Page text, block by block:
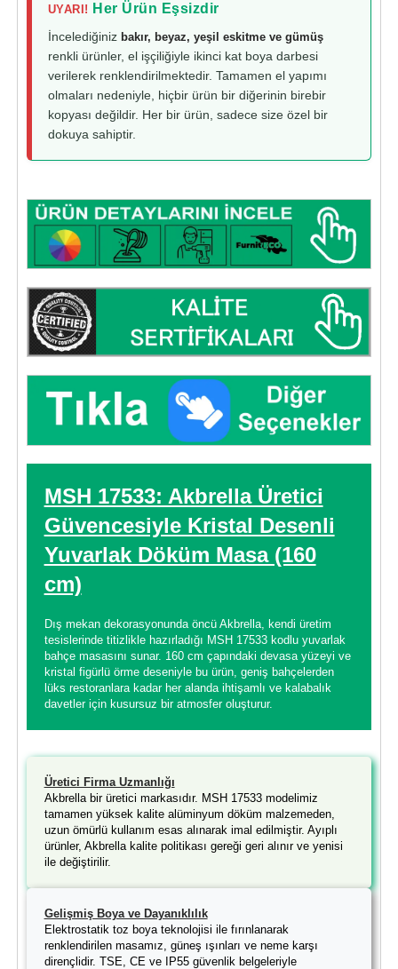
UYARI! Her Ürün Eşsizdir
İncelediğiniz bakır, beyaz, yeşil eskitme ve gümüş
renkli ürünler, el işçiliğiyle ikinci kat boya darbesi
verilerek renklendirilmektedir. Tamamen el yapımı
olmaları nedeniyle, hiçbir ürün bir diğerinin birebir
kopyası değildir. Her bir ürün, sadece size özel bir
dokuya sahiptir.
MSH 17533: Akbrella Üretici
Güvencesiyle Kristal Desenli
Yuvarlak Döküm Masa (160
cm)
Dış mekan dekorasyonunda öncü Akbrella, kendi üretim
tesislerinde titizlikle hazırladığı MSH 17533 kodlu yuvarlak
bahçe masasını sunar. 160 cm çapındaki devasa yüzeyi ve
kristal figürlü örme deseniyle bu ürün, geniş bahçelerden
lüks restoranlara kadar her alanda ihtişamlı ve kalabalık
davetler için kusursuz bir atmosfer oluşturur.
Üretici Firma Uzmanlığı
Akbrella bir üretici markasıdır. MSH 17533 modelimiz
tamamen yüksek kalite alüminyum döküm malzemeden,
uzun ömürlü kullanım esas alınarak imal edilmiştir. Ayıplı
ürünler, Akbrella kalite politikası gereği geri alınır ve yenisi
ile değiştirilir.
Gelişmiş Boya ve Dayanıklılık
Elektrostatik toz boya teknolojisi ile fırınlanarak
renklendirilen masamız, güneş ışınları ve neme karşı
dirençlidir. TSE, CE ve IP55 güvenlik belgeleriyle